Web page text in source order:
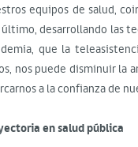
equipos de salud,
último, desarrollando las
que la
nos puede disminuir la
a la confianza de
en salud pública